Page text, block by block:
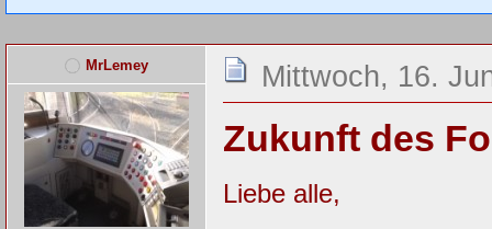
MrLemey Mittwoch, 16.
Zukunft des
Liebe alle,